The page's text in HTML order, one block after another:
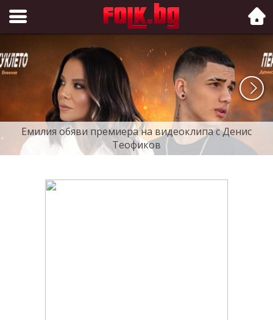
Folk.bg
Емилия обяви премиера на видеоклипа с Денис
Теофиков